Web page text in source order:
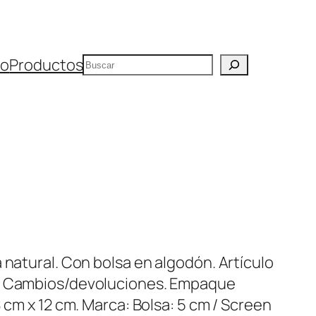
ProductosBuscar
Con bolsa en algodón. Artículo
devoluciones. Empaque
x 12 cm. Marca: Bolsa: 5 cm / Screen